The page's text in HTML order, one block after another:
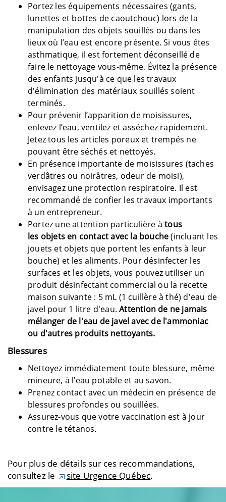
Portez les équipements nécessaires (gants,
lunettes et bottes de caoutchouc) lors de la
manipulation des objets souillés ou dans les
lieux où l’eau est encore présente. Si vous êtes
asthmatique, il est fortement déconseillé de
faire le nettoyage vous-même. Évitez la présence
des enfants jusqu'à ce que les travaux
d'élimination des matériaux souillés soient
terminés.
Pour prévenir l’apparition de moisissures,
enlevez l’eau, ventilez et asséchez rapidement.
Jetez tous les articles poreux et trempés ne
pouvant être séchés et nettoyés.
En présence importante de moisissures (taches
verdâtres ou noirâtres, odeur de moisi),
envisagez une protection respiratoire. Il est
recommandé de confier les travaux importants
à un entrepreneur.
Portez une attention particulière àtous
les objets en contact avec la bouche(incluant les
jouets et objets que portent les enfants à leur
bouche) et les aliments. Pour désinfecter les
surfaces et les objets, vous pouvez utiliser un
produit désinfectant commercial ou la recette
maison suivante : 5 mL (1 cuillère à thé) d'eau de
javel pour 1 litre d'eau.Attention de ne jamais
mélanger de l'eau de javel avec de l'ammoniac
ou d'autres produits nettoyants.
Blessures
Nettoyez immédiatement toute blessure, même
mineure, à l’eau potable et au savon.
Prenez contact avec un médecin en présence de
blessures profondes ou souillées.
Assurez-vous que votre vaccination est à jour
contre le tétanos.
Pour plus de détails sur ces recommandations,
consultez le
site Urgence Québec.